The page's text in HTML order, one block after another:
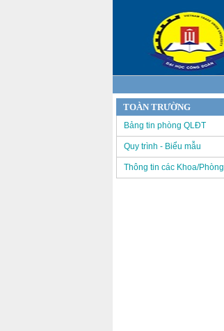
TOÀN TRƯỜNG
Bảng tin phòng QLĐT
Quy trình - Biểu mẫu
Thông tin các Khoa/Phòng